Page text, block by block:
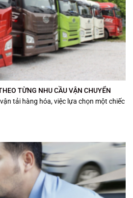
TỪNG NHU CẦU VẬN CHUYỂN
tải hàng hóa, việc lựa chọn một chiếc